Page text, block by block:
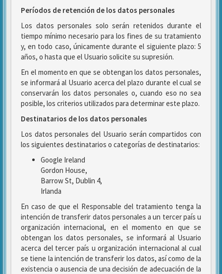
Períodos de retención de los datos personales
Los datos personales solo serán retenidos durante el
tiempo mínimo necesario para los fines de su tratamiento
y, en todo caso, únicamente durante el siguiente plazo: 5
años, o hasta que el Usuario solicite su supresión.
En el momento en que se obtengan los datos personales,
se informará al Usuario acerca del plazo durante el cual se
conservarán los datos personales o, cuando eso no sea
posible, los criterios utilizados para determinar este plazo.
Destinatarios de los datos personales
Los datos personales del Usuario serán compartidos con
los siguientes destinatarios o categorías de destinatarios:
Google Ireland
Gordon House,
Barrow St, Dublin 4,
Irlanda
En caso de que el Responsable del tratamiento tenga la
intención de transferir datos personales a un tercer país u
organización internacional, en el momento en que se
obtengan los datos personales, se informará al Usuario
acerca del tercer país u organización internacional al cual
se tiene la intención de transferir los datos, así como de la
existencia o ausencia de una decisión de adecuación de la